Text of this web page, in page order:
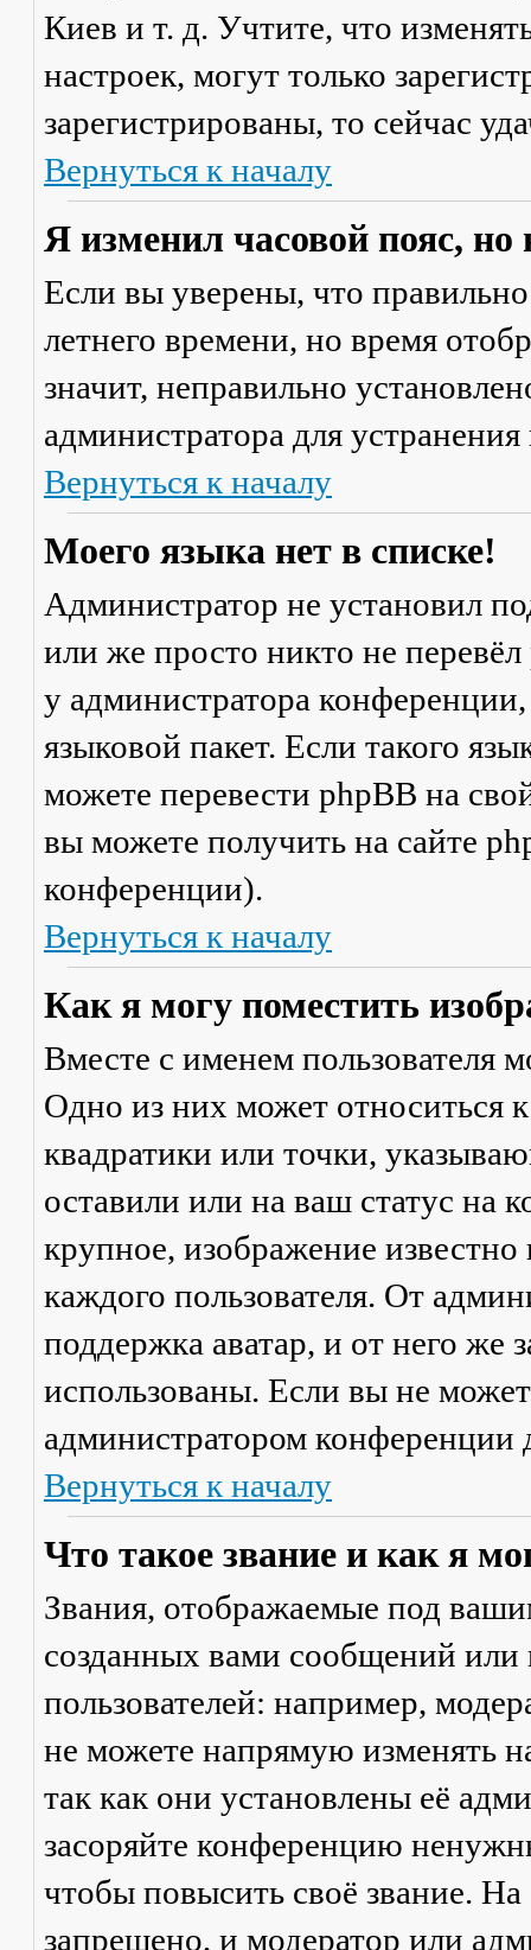
Киев и т. д. Учтите, что
настроек, могут только
зарегистрированы, то сейчас
Вернуться к началу
Я изменил часовой пояс,
Если вы уверены, что
летнего времени, но время
значит, неправильно
администратора для
Вернуться к началу
Моего языка нет в списке!
Администратор не установил
или же просто никто не
у администратора
языковой пакет. Если такого
можете перевести phpBB на
вы можете получить на сайте
конференции).
Вернуться к началу
Как я могу поместить
Вместе с именем пользователя
Одно из них может относиться
квадратики или точки,
оставили или на ваш статус на
крупное, изображение
каждого пользователя. От
поддержка аватар, и от него же
использованы. Если вы не
администратором конференции
Вернуться к началу
Что такое звание и как я
Звания, отображаемые под
созданных вами сообщений
пользователей: например,
не можете напрямую изменять
так как они установлены её
засоряйте конференцию
чтобы повысить своё звание.
запрещено, и модератор или